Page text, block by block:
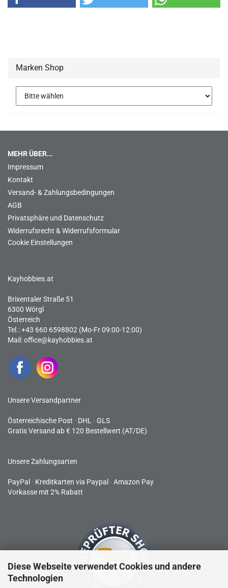
Diese Webseite verwendet Cookies und andere
Technologien
Marken Shop
MEHR ÜBER...
Impressum
Kontakt
Versand- & Zahlungsbedingungen
AGB
Privatsphäre und Datenschutz
Widerrufsrecht & Widerrufsformular
Cookie Einstellungen
Kayhobbies.at
Brixentaler Straße 51
6300 Wörgl
Österreich
Tel.: +43 660 6598802 (Mo-Fr 09:00-12:00)
Mail:office@kayhobbies.at
Unsere Versandpartner
Österreichische Post - DHL -GLS
Gratis Versand ab € 120 Bestellwert (AT/DE)
Unsere Zahlungsarten
PayPal - Kreditkarten via Paypal -Amazon Pay
Vorkasse mit 2% Rabatt